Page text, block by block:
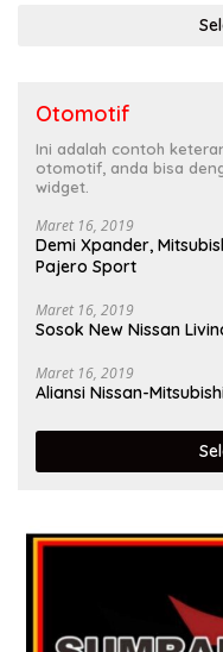
Otomotif
Ini adalah contoh
otomotif, anda bisa
widget.
Maret 16, 2019
Demi Xpander,
Pajero Sport
Maret 16, 2019
Sosok New Nissan
Maret 16, 2019
Aliansi Nissan-